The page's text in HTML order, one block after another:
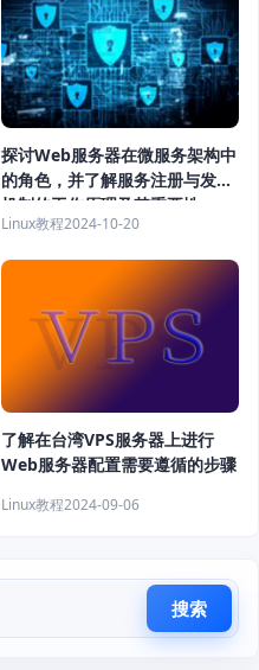
探讨Web服务器在微服务架构中
的角色，并了解服务注册与发现
机制的工作原理及其重要性
Linux教程2024-10-20
了解在台湾VPS服务器上进行
Web服务器配置需要遵循的步骤
Linux教程2024-09-06
搜索